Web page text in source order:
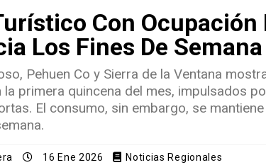
Con Ocupación
Los Fines De
Pehuen Co y Sierra de la Ventana
la primera quincena del mes, impulsados
El consumo, sin embargo, se
16 Ene 2026 Noticias Regionales